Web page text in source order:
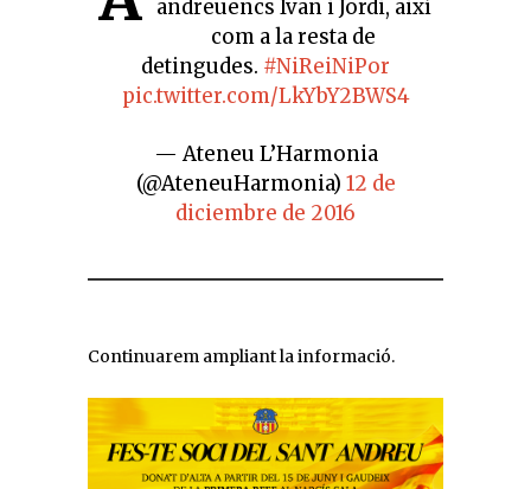
andreuencs Ivan i Jordi, així
com a la resta de
detingudes. #NiReiNiPor
pic.twitter.com/LkYbY2BWS4
— Ateneu L’Harmonia
(@AteneuHarmonia) 12 de
diciembre de 2016
Continuarem ampliant la informació.